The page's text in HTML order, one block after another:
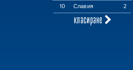
10
Славия 2
класиране